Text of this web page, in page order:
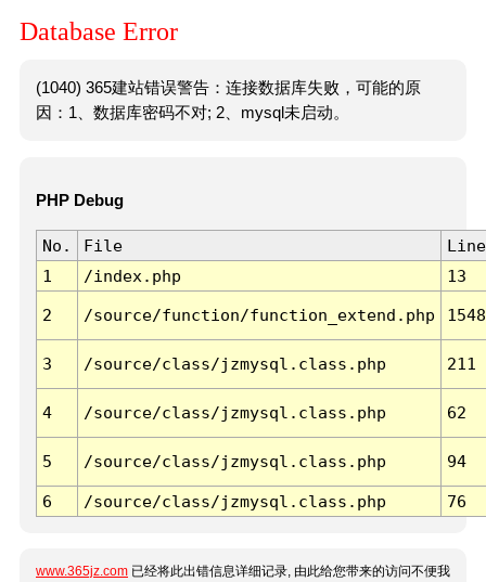
Database Error
(1040) 365建站错误警告：连接数据库失败，可能的原
因：1、数据库密码不对; 2、mysql未启动。
PHP Debug
No. File
Line
1
/index.php 13
2 /source/function/function_extend.php 1548
3 /source/class/jzmysql.class.php 211
4 /source/class/jzmysql.class.php 62
5 /source/class/jzmysql.class.php 94
6 /source/class/jzmysql.class.php 76
www.365jz.com 已经将此出错信息详细记录, 由此给您带来的访问不便我